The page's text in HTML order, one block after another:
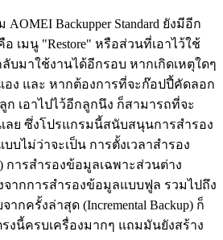
Backupper Standard ยังมีอีก
เมนู "Restore" หรือส่วนที่เอาไว้ใช้
บมาใช้งานได้อีกรอบ หากเกิดเหตุใดๆ
ง และ หากต้องการที่จะก๊อปปี้คัดลอก
เอาไปไว้อีกลูกนึง ก็สามารถที่จะ
ลย ซึ่งโปรแกรมนี้สนับสนุนการสำรอง
ไม่ว่าจะเป็น การตั้งเวลาสำรอง
การสำรองข้อมูลเฉพาะส่วนต่าง
งจากการสำรองข้อมูลแบบฟูล รวมไปถึง
กครั้งล่าสุด (Incremental Backup) ก็
งนี้ครบเครื่องมากๆ แถมมันยังสร้าง